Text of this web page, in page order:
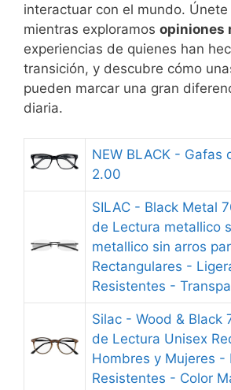
interactuar con el mundo.
mientras exploramos opiniones
experiencias de quienes han
transición, y descubre cómo
pueden marcar una gran
diaria.
NEW BLACK - Gafas
2.00
SILAC - Black Metal
de Lectura metallico
metallico sin arros
Rectangulares -
Resistentes -
Silac - Wood & Black
de Lectura Unisex
Hombres y Mujeres -
Resistentes - Color